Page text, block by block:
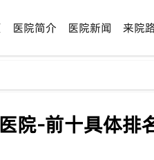
医院简介 医院新闻 来院
院-前十具体排